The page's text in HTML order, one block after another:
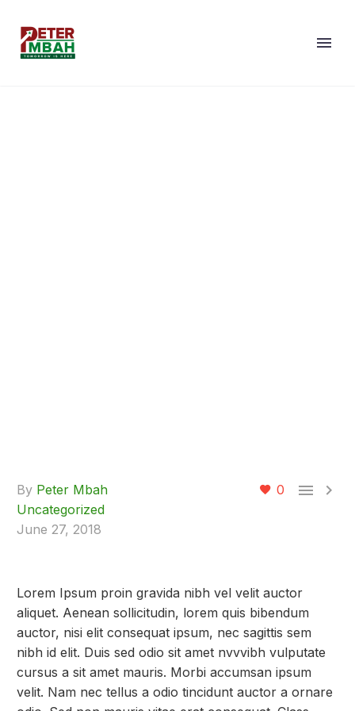
0  
By Peter Mbah
Uncategorized
June 27, 2018
Lorem Ipsum proin gravida nibh vel velit auctor
aliquet. Aenean sollicitudin, lorem quis bibendum
auctor, nisi elit consequat ipsum, nec sagittis sem
nibh id elit. Duis sed odio sit amet nvvvibh vulputate
cursus a sit amet mauris. Morbi accumsan ipsum
velit. Nam nec tellus a odio tincidunt auctor a ornare